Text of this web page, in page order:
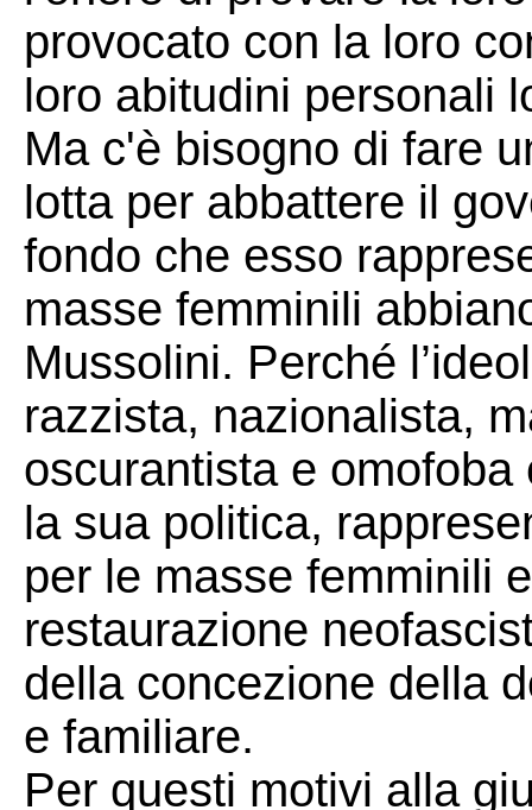
provocato con la loro
loro abitudini personali
Ma c'è bisogno di fare
lotta per abbattere il
fondo che esso
masse femminili
Mussolini. Perché
razzista, nazionalista,
oscurantista e
la sua politica,
per le masse femminili
restaurazione
della concezione della
e familiare.
Per questi motivi alla